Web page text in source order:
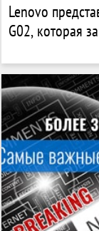
Lenovo
G02, которая